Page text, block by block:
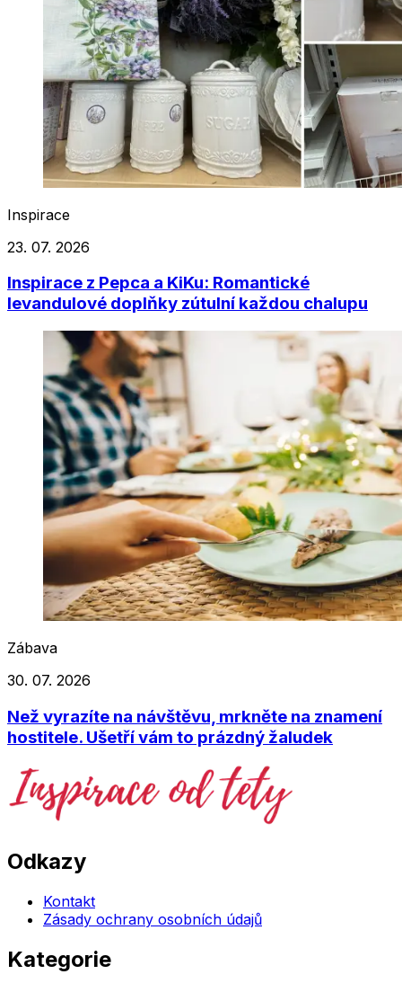
Inspirace
23. 07. 2026
Inspirace z Pepca a KiKu: Romantické
levandulové doplňky zútulní každou chalupu
Zábava
30. 07. 2026
Než vyrazíte na návštěvu, mrkněte na znamení
hostitele. Ušetří vám to prázdný žaludek
Odkazy
Kontakt
Zásady ochrany osobních údajů
Kategorie